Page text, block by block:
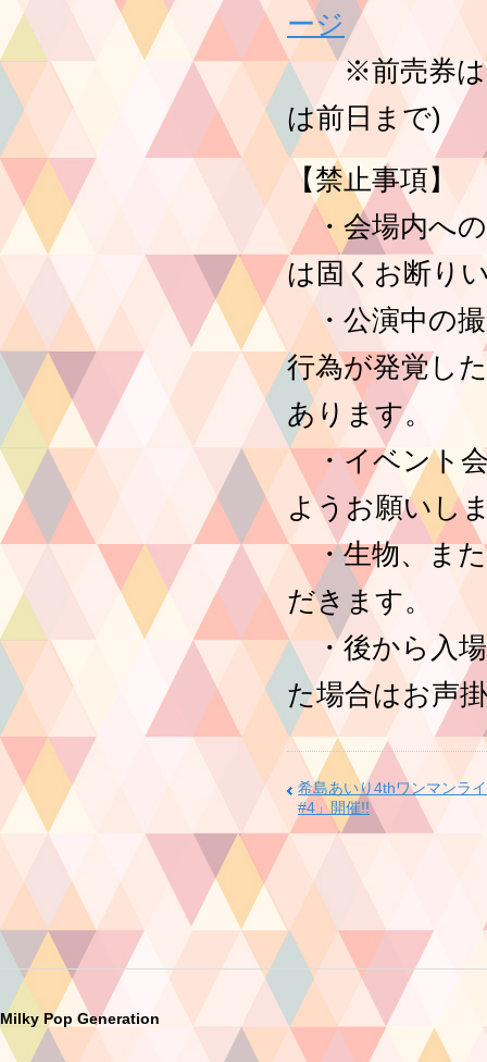
ージ
※前売券は開
は前日まで)
【禁止事項】
・会場内への
は固くお断り
・公演中の撮
行為が発覚し
あります。
・イベント会
ようお願いし
・生物、また
だきます。
・後から入場
た場合はお声
希島あいり4thワンマンラ
#4」開催!!
Milky Pop Generation